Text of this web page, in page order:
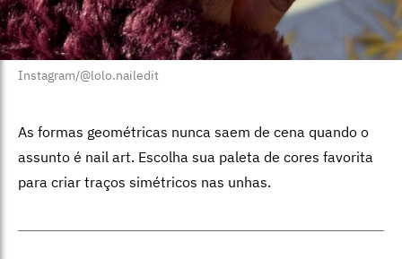
Instagram/@lolo.nailedit
As formas geométricas nunca saem de cena quando o
assunto é nail art. Escolha sua paleta de cores favorita
para criar traços simétricos nas unhas.